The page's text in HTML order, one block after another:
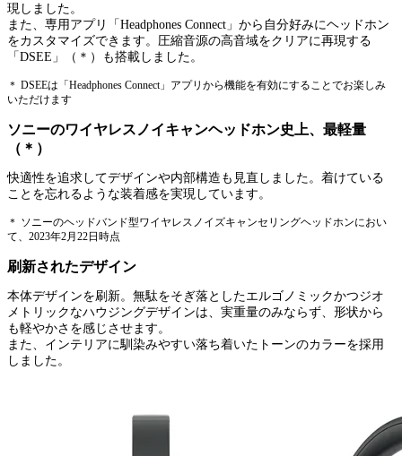
現しました。
また、専用アプリ「Headphones Connect」から自分好みにヘッドホン
をカスタマイズできます。圧縮音源の高音域をクリアに再現する
「DSEE」（＊）も搭載しました。
＊ DSEEは「Headphones Connect」アプリから機能を有効にすることでお楽しみ
いただけます
ソニーのワイヤレスノイキャンヘッドホン史上、最軽量
（＊）
快適性を追求してデザインや内部構造も見直しました。着けている
ことを忘れるような装着感を実現しています。
＊ ソニーのヘッドバンド型ワイヤレスノイズキャンセリングヘッドホンにおい
て、2023年2月22日時点
刷新されたデザイン
本体デザインを刷新。無駄をそぎ落としたエルゴノミックかつジオ
メトリックなハウジングデザインは、実重量のみならず、形状から
も軽やかさを感じさせます。
また、インテリアに馴染みやすい落ち着いたトーンのカラーを採用
しました。